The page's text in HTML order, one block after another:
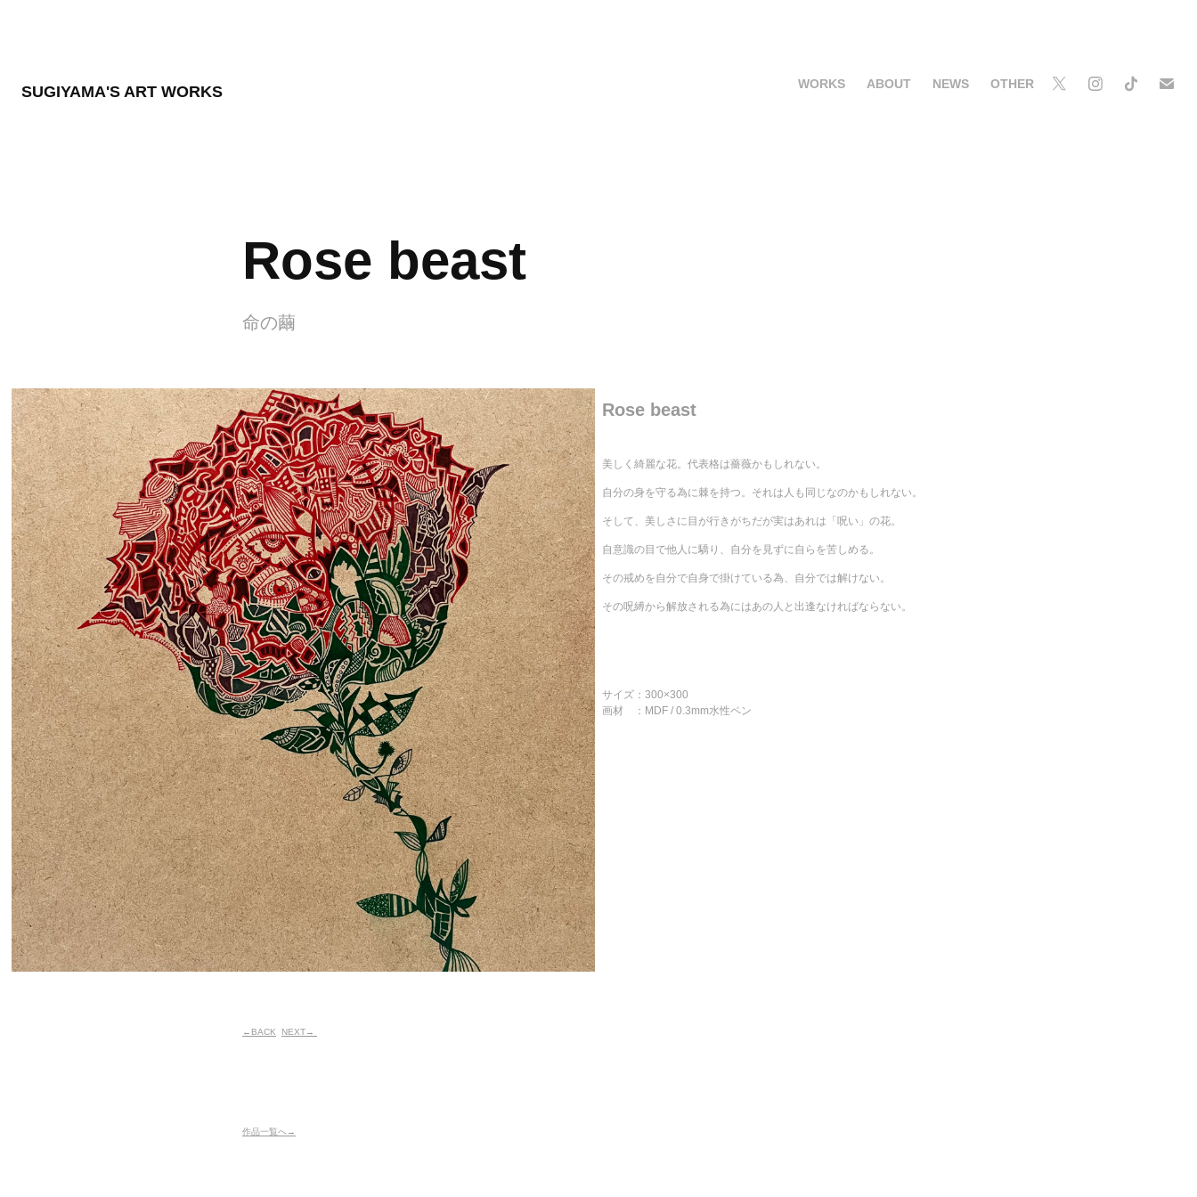
SUGIYAMA'S ART WORKS WORKS ABOUT NEWS OTHER
Rose beast
命の繭
Rose beast
美しく綺麗な花。代表格は薔薇かもしれない。
自分の身を守る為に棘を持つ。それは人も同じなのかもしれない。
そして、美しさに目が行きがちだが実はあれは「呪い」の花。
自意識の目で他人に驕り、自分を見ずに自らを苦しめる。
その戒めを自分で自身で掛けている為、自分では解けない。
その呪縛から解放される為にはあの人と出逢なければならない。
サイズ：300×300
画材 ：MDF / 0.3mm水性ペン
←BACK NEXT→
作品一覧へ→